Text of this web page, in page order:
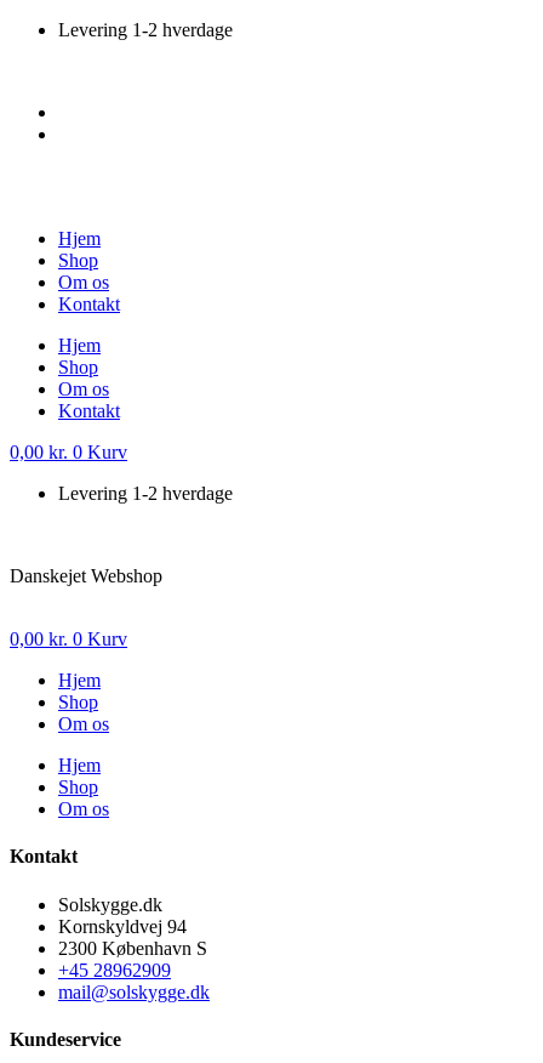
VidereLevering 1-2 hverdage
Hjem
Shop
Om os
Kontakt
Hjem
Shop
Om os
Kontakt
0,00 kr. 0 Kurv
Levering 1-2 hverdage
Danskejet Webshop
0,00 kr. 0 Kurv
Hjem
Shop
Om os
Hjem
Shop
Om os
Kontakt
Solskygge.dk
Kornskyldvej 94
2300 København S
+45 28962909
mail@solskygge.dk
Kundeservice